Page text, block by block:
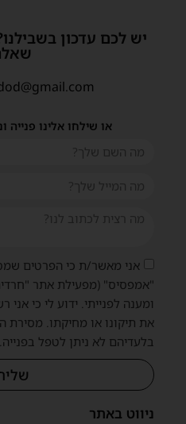
ניווט באתר
יש לכם עדכון
או שילחו אלינו פנייה
אני מאשר/ת כי הפרטים
"אמפסיס" (מפעילת אתר
ומענה לפנייתי. ידוע לי כי
את תיקונו או מחיקתו. מסירת
בלעדיהם לא ניתן לטפל בפנייה.